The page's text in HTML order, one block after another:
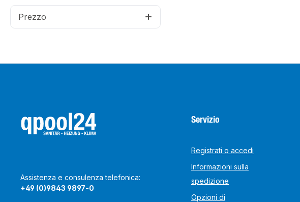
Prezzo
Assistenza e consulenza telefonica:
+49 (0)9843 9897-0
Servizio
Registrati o accedi
Informazioni sulla
spedizione
Opzioni di